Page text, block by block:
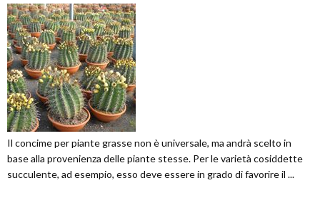
Il concime per piante grasse non è universale, ma andrà scelto in
base alla provenienza delle piante stesse. Per le varietà cosiddette
succulente, ad esempio, esso deve essere in grado di favorire il ...